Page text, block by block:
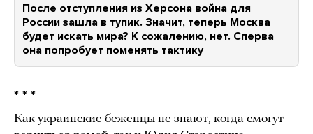
После отступления из Херсона война для
России зашла в тупик. Значит, теперь Москва
будет искать мира? К сожалению, нет. Сперва
она попробует поменять тактику
* * *
Как украинские беженцы не знают, когда смогут